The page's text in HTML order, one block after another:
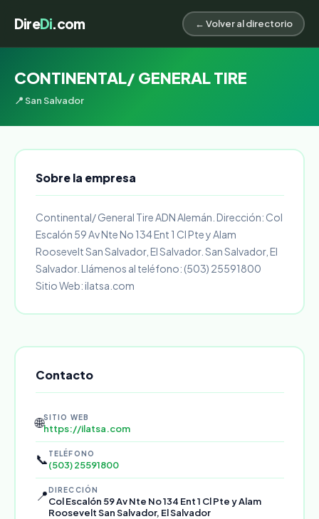
DireDi.com ← Volver al directorio
CONTINENTAL/ GENERAL TIRE
📍 San Salvador
Sobre la empresa
Continental/ General Tire ADN Alemán. Dirección: Col
Escalón 59 Av Nte No 134 Ent 1 Cl Pte y Alam
Roosevelt San Salvador, El Salvador. San Salvador, El
Salvador. Llámenos al teléfono: (503) 25591800
Sitio Web: ilatsa.com
Contacto
🌐SITIO WEB
https://ilatsa.com
📞 TELÉFONO
(503) 25591800
📍DIRECCIÓN
Col Escalón 59 Av Nte No 134 Ent 1 Cl Pte y Alam
Roosevelt San Salvador, El Salvador